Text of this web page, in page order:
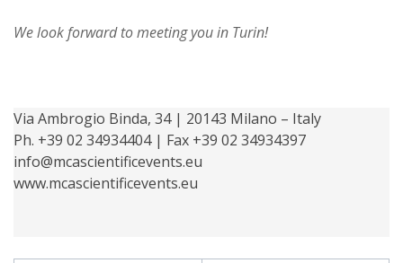
We look forward to meeting you in Turin!
Via Ambrogio Binda, 34 | 20143 Milano – Italy
Ph. +39 02 34934404 | Fax +39 02 34934397
info@mcascientificevents.eu
www.mcascientificevents.eu